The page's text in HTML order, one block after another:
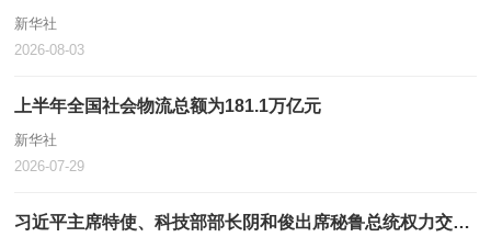
新华社
2026-08-03
上半年全国社会物流总额为181.1万亿元
新华社
2026-07-29
习近平主席特使、科技部部长阴和俊出席秘鲁总统权力交接仪式